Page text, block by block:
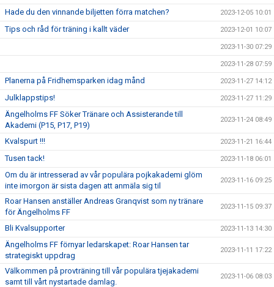
Hade du den vinnande biljetten förra matchen? 2023-12-05 10:01
Tips och råd för träning i kallt väder 2023-12-01 10:07
2023-11-30 07:29
2023-11-28 07:59
Planerna på Fridhemsparken idag månd 2023-11-27 14:12
Julklappstips! 2023-11-27 11:29
Ängelholms FF Söker Tränare och Assisterande till
Akademi (P15, P17, P19)
2023-11-24 08:49
Kvalspurt !!! 2023-11-21 16:44
Tusen tack! 2023-11-18 06:01
Om du är intresserad av vår populära pojkakademi glöm
inte imorgon är sista dagen att anmäla sig til
2023-11-16 09:25
Roar Hansen anställer Andreas Granqvist som ny tränare
för Ängelholms FF
2023-11-15 09:37
Bli Kvalsupporter 2023-11-13 14:30
Ängelholms FF förnyar ledarskapet: Roar Hansen tar
strategiskt uppdrag
2023-11-11 17:22
Välkommen på provträning till vår populära tjejakademi
samt till vårt nystartade damlag.
2023-11-06 08:03